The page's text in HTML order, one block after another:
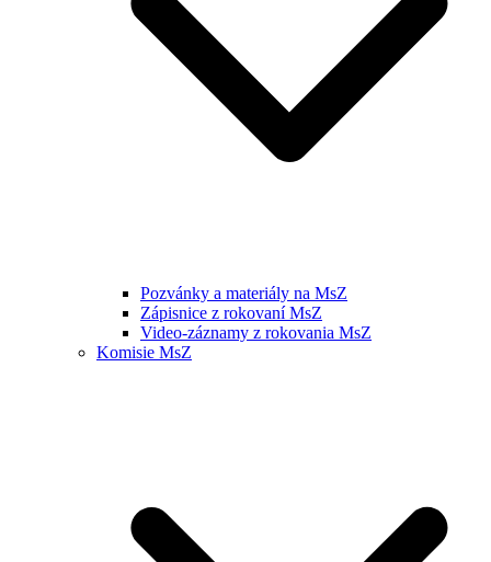
Pozvánky a materiály na MsZ
Zápisnice z rokovaní MsZ
Video-záznamy z rokovania MsZ
Komisie MsZ